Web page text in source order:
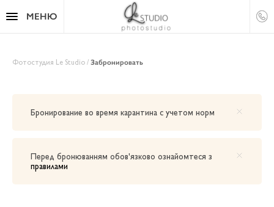
МЕНЮ
Фотостудия Le Studio / Забронировать
Бронирование во время карантина с учетом норм
Перед бронюванням обов'язково ознайомтеся з
правилами